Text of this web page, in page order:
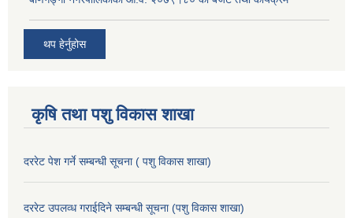
थप हेर्नुहोस
कृषि तथा पशु विकास शाखा
दररेट पेश गर्ने सम्बन्धी सूचना ( पशु विकास शाखा)
दररेट उपलव्ध गराईदिने सम्बन्धी सूचना (पशु विकास शाखा)